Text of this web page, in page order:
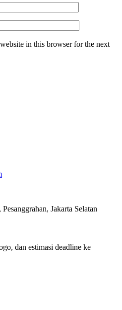
in this browser for the next
Jakarta Selatan
dan estimasi deadline ke